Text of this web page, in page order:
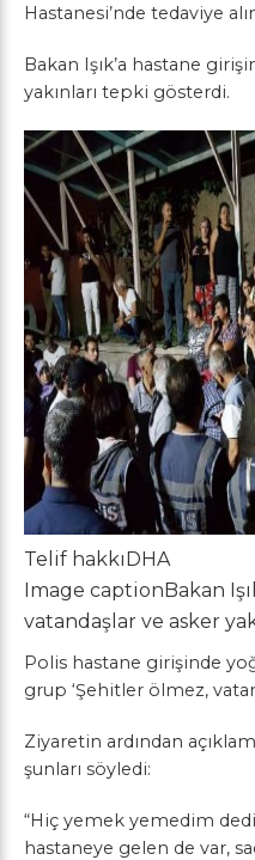
Hastanesi’nde tedaviye
Bakan Işık’a hastane
yakınları tepki gösterdi.
Telif hakkıDHA
Image captionBakan
vatandaşlar ve asker
Polis hastane girişinde
grup ‘Şehitler ölmez,
Ziyaretin ardından
şunları söyledi:
“Hiç yemek yemedim
hastaneye gelen de var,